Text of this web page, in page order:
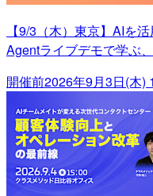
【9/3（木）東京】AIを
Agentライブデモで学ぶ
開催前2026年9月3日(木)